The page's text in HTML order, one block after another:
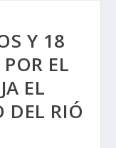
Y 18
EL
EL
DEL RIÓ